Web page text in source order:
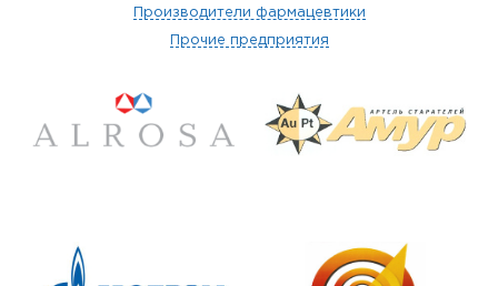
Производители фармацевтики
Прочие предприятия